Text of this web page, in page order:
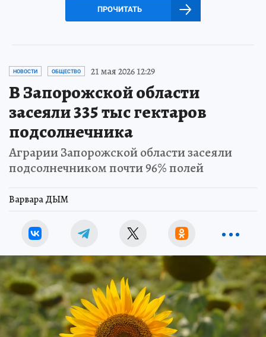
ПРОЧИТАТЬ
НОВОСТИ ОБЩЕСТВО 21 мая 2026 12:29
В Запорожской области
засеяли 335 тыс гектаров
подсолнечника
Аграрии Запорожской области засеяли
подсолнечником почти 96% полей
Варвара ДЫМ